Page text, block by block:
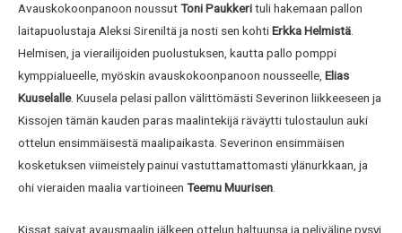
Avauskokoonpanoon noussutToni Paukkerituli hakemaan pallon
laitapuolustaja Aleksi Sireniltä ja nosti sen kohtiErkka Helmistä
Helmisen, ja vierailijoiden puolustuksen, kautta pallo pomppi
kymppialueelle, myöskin avauskokoonpanoon nousseelle, Elias
Kuuselalle. Kuusela pelasi pallon välittömästi Severinon liikkeeseen ja
Kissojen tämän kauden paras maalintekijä räväytti tulostaulun auki
ottelun ensimmäisestä maalipaikasta. Severinon ensimmäisen
kosketuksen viimeistely painui vastuttamattomasti ylänurkkaan, ja
ohi vieraiden maalia vartioineen Teemu Muurisen
Kissat saivat avausmaalin jälkeen ottelun haltuunsa ja peliväline pysyi